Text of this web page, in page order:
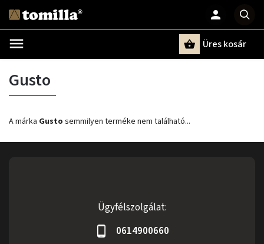
Üres kosár
Gusto
A márka Gusto semmilyen terméke nem található...
Ügyfélszolgálat:
0614900660